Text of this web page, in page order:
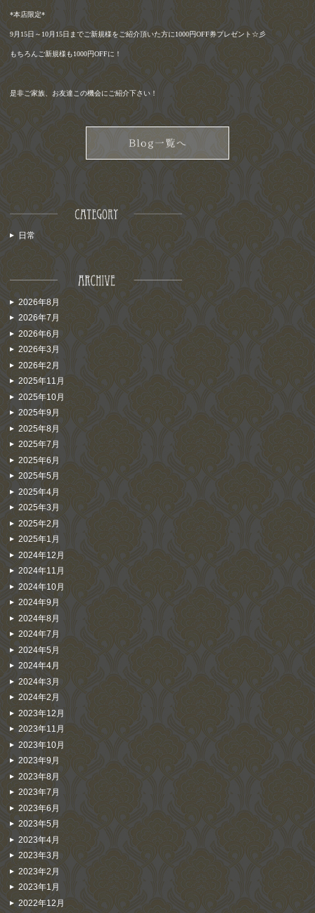
*本店限定*
9月 15日～ 10月 15日までご新規様をご紹介頂いた方に1000円OFF券プレゼント☆彡
もちろんご新規様も1000円OFFに！
是非ご家族、お友達この機会にご紹介下さい！
日常
2026年8月
2026年7月
2026年6月
2026年3月
2026年2月
2025年11月
2025年10月
2025年9月
2025年8月
2025年7月
2025年6月
2025年5月
2025年4月
2025年3月
2025年2月
2025年1月
2024年12月
2024年11月
2024年10月
2024年9月
2024年8月
2024年7月
2024年5月
2024年4月
2024年3月
2024年2月
2023年12月
2023年11月
2023年10月
2023年9月
2023年8月
2023年7月
2023年6月
2023年5月
2023年4月
2023年3月
2023年2月
2023年1月
2022年12月